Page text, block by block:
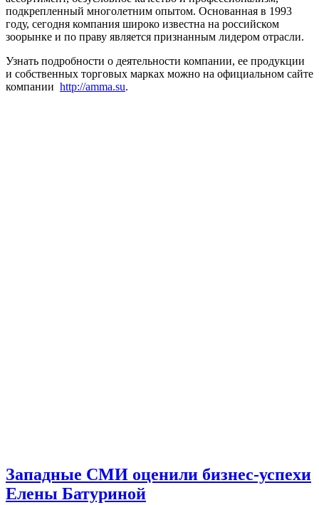
подкрепленный многолетним опытом. Основанная в 1993
году, сегодня компания широко известна на российском
зоорынке и по праву является признанным лидером отрасли.
Узнать подробности о деятельности компании, ее продукции
и собственных торговых марках можно на официальном сайте
компании http://amma.su.
Западные СМИ оценили бизнес-успехи
Елены Батуриной